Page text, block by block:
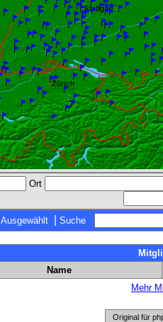
Ort
Ausgewählt Suche
Name
Mehr
Original für